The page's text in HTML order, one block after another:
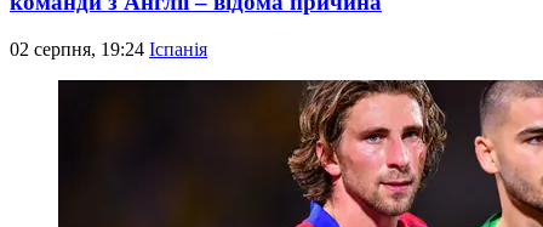
02 серпня, 19:24 Іспанія